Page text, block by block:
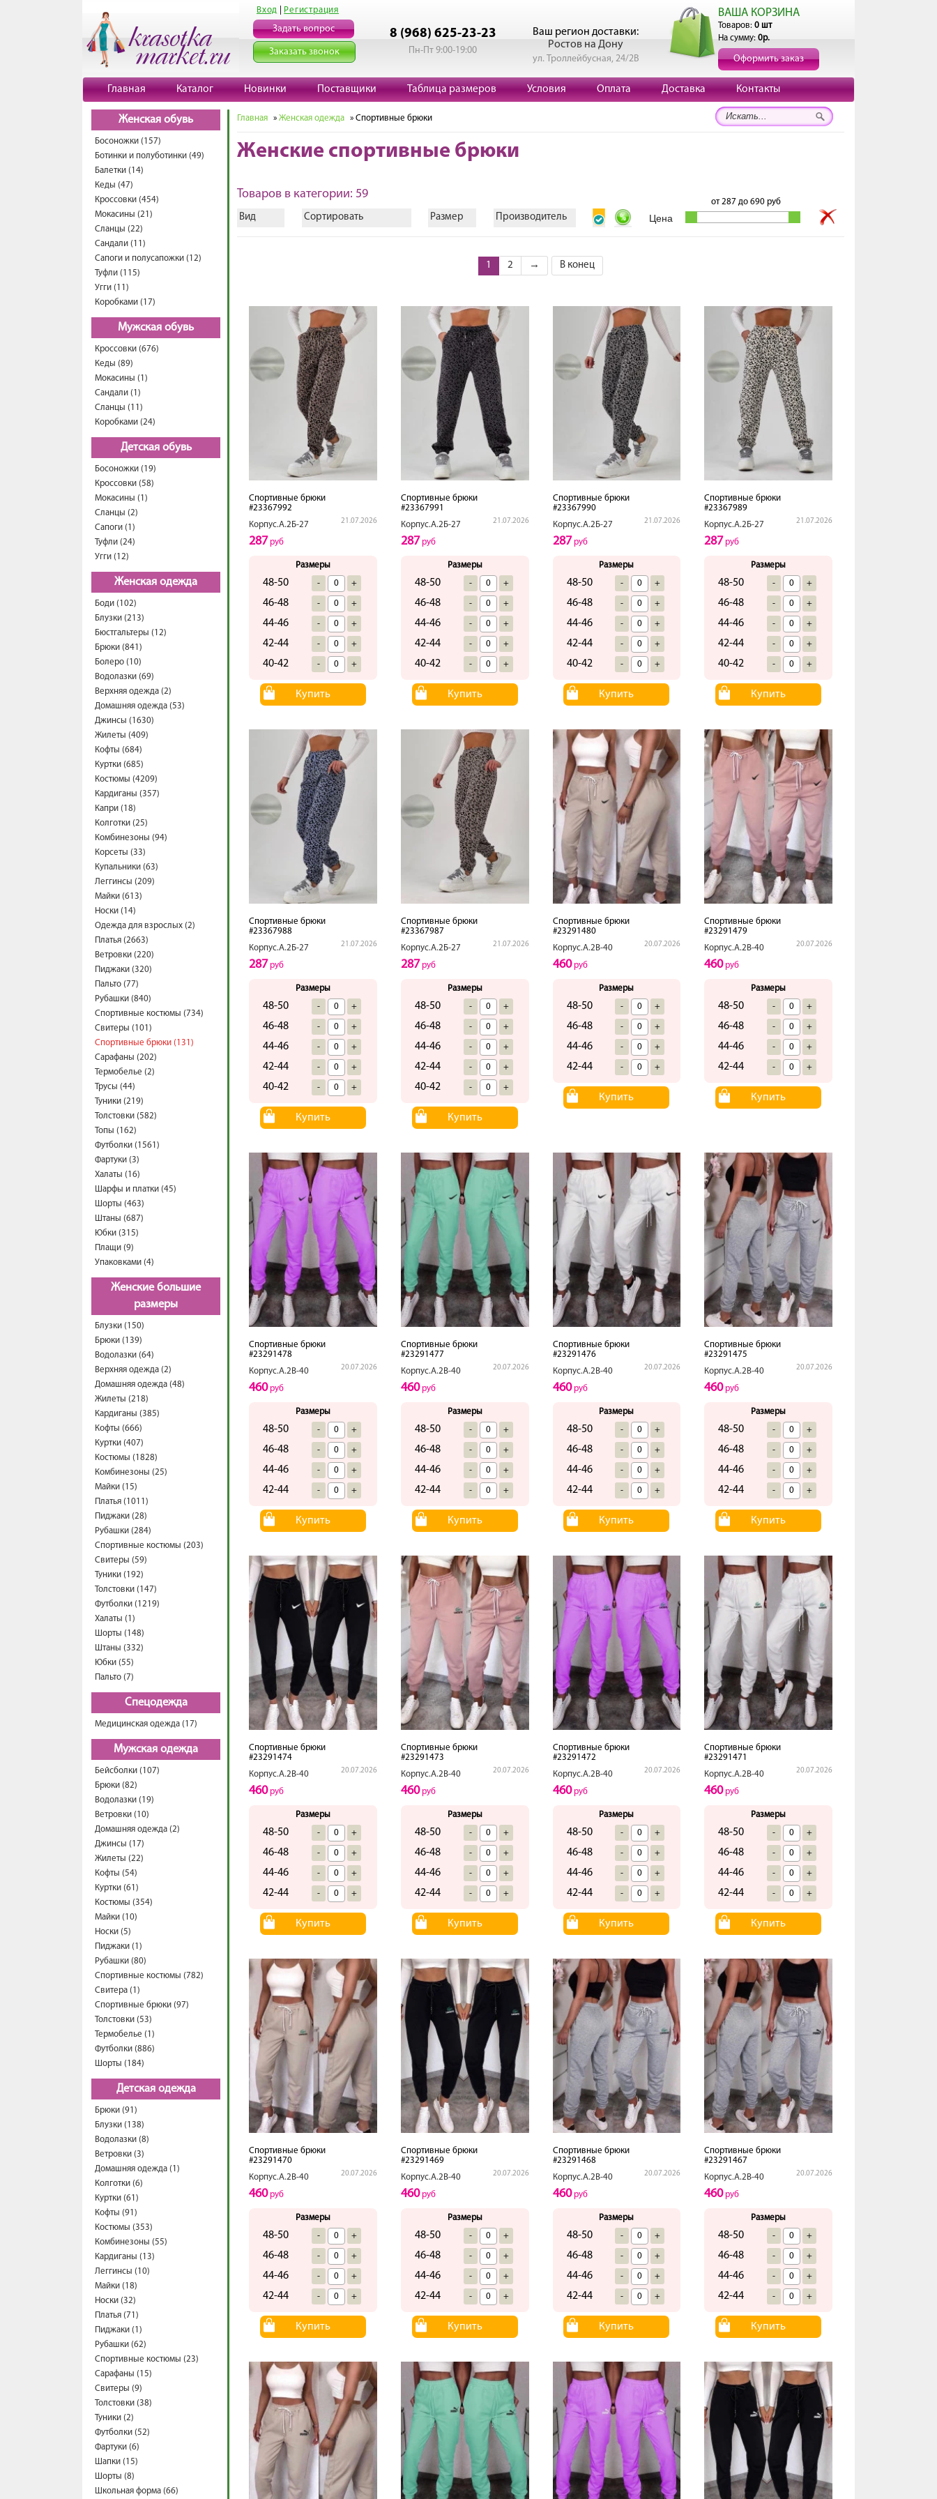
Вход Регистрация
Задать вопрос
Заказать звонок
8 (968) 625-23-23
Пн-Пт 9:00-19:00
Ваш регион доставки:
Ростов на Дону
ул. Троллейбусная, 24/2В
ВАША КОРЗИНА
Товаров: 0 шт
На сумму: 0р.
Оформить заказ
Главная Каталог Новинки Поставщики Таблица размеров Условия Оплата Доставка Контакты
Женская обувь
Босоножки (157)
Ботинки и полуботинки (49)
Балетки (14)
Кеды (47)
Кроссовки (454)
Мокасины (21)
Сланцы (22)
Сандали (11)
Сапоги и полусапожки (12)
Туфли (115)
Угги (11)
Коробками (17)
Мужская обувь
Кроссовки (676)
Кеды (89)
Мокасины (1)
Сандали (1)
Сланцы (11)
Коробками (24)
Детская обувь
Босоножки (19)
Кроссовки (58)
Мокасины (1)
Сланцы (2)
Сапоги (1)
Туфли (24)
Угги (12)
Женская одежда
Боди (102)
Блузки (213)
Бюстгальтеры (12)
Брюки (841)
Болеро (10)
Водолазки (69)
Верхняя одежда (2)
Домашняя одежда (53)
Джинсы (1630)
Жилеты (409)
Кофты (684)
Куртки (685)
Костюмы (4209)
Кардиганы (357)
Капри (18)
Колготки (25)
Комбинезоны (94)
Корсеты (33)
Купальники (63)
Леггинсы (209)
Майки (613)
Носки (14)
Одежда для взрослых (2)
Платья (2663)
Ветровки (220)
Пиджаки (320)
Пальто (77)
Рубашки (840)
Спортивные костюмы (734)
Свитеры (101)
Спортивные брюки (131)
Сарафаны (202)
Термобелье (2)
Трусы (44)
Туники (219)
Толстовки (582)
Топы (162)
Футболки (1561)
Фартуки (3)
Халаты (16)
Шарфы и платки (45)
Шорты (463)
Штаны (687)
Юбки (315)
Плащи (9)
Упаковками (4)
Женские большие
размеры
Блузки (150)
Брюки (139)
Водолазки (64)
Верхняя одежда (2)
Домашняя одежда (48)
Жилеты (218)
Кардиганы (385)
Кофты (666)
Куртки (407)
Костюмы (1828)
Комбинезоны (25)
Майки (15)
Платья (1011)
Пиджаки (28)
Рубашки (284)
Спортивные костюмы (203)
Свитеры (59)
Туники (192)
Толстовки (147)
Футболки (1219)
Халаты (1)
Шорты (148)
Штаны (332)
Юбки (55)
Пальто (7)
Спецодежда
Медицинская одежда (17)
Мужская одежда
Бейсболки (107)
Брюки (82)
Водолазки (19)
Ветровки (10)
Домашняя одежда (2)
Джинсы (17)
Жилеты (22)
Кофты (54)
Куртки (61)
Костюмы (354)
Майки (10)
Носки (5)
Пиджаки (1)
Рубашки (80)
Спортивные костюмы (782)
Свитера (1)
Спортивные брюки (97)
Толстовки (53)
Термобелье (1)
Футболки (886)
Шорты (184)
Детская одежда
Брюки (91)
Блузки (138)
Водолазки (8)
Ветровки (3)
Домашняя одежда (1)
Колготки (6)
Куртки (61)
Кофты (91)
Костюмы (353)
Комбинезоны (55)
Кардиганы (13)
Леггинсы (10)
Майки (18)
Носки (32)
Платья (71)
Пиджаки (1)
Рубашки (62)
Спортивные костюмы (23)
Сарафаны (15)
Свитеры (9)
Толстовки (38)
Туники (2)
Футболки (52)
Фартуки (6)
Шапки (15)
Шорты (8)
Школьная форма (66)
Главная » Женская одежда » Спортивные брюки
Женские спортивные брюки
Товаров в категории: 59
Вид Сортировать Размер Производитель
от287 до 690 руб
1 2 → В конец
Спортивные брюки
#23367992
Корпус.А.2Б-27
21.07.2026
287 руб
Размеры
48-50 - +
46-48 - +
44-46 - +
42-44 - +
40-42 - +
Купить
Спортивные брюки
#23367991
Корпус.А.2Б-27
21.07.2026
287 руб
Размеры
48-50 - +
46-48 - +
44-46 - +
42-44 - +
40-42 - +
Купить
Спортивные брюки
#23367990
Корпус.А.2Б-27
21.07.2026
287 руб
Размеры
48-50 - +
46-48 - +
44-46 - +
42-44 - +
40-42 - +
Купить
Спортивные брюки
#23367989
Корпус.А.2Б-27
21.07.2026
287 руб
Размеры
48-50 - +
46-48 - +
44-46 - +
42-44 - +
40-42 - +
Купить
Спортивные брюки
#23367988
Корпус.А.2Б-27
21.07.2026
287 руб
Размеры
48-50 - +
46-48 - +
44-46 - +
42-44 - +
40-42 - +
Купить
Спортивные брюки
#23367987
Корпус.А.2Б-27
21.07.2026
287 руб
Размеры
48-50 - +
46-48 - +
44-46 - +
42-44 - +
40-42 - +
Купить
Спортивные брюки
#23291480
Корпус.А.2В-40
20.07.2026
460руб
Размеры
48-50 - +
46-48 - +
44-46 - +
42-44 - +
Купить
Спортивные брюки
#23291479
Корпус.А.2В-40
20.07.2026
460руб
Размеры
48-50 - +
46-48 - +
44-46 - +
42-44 - +
Купить
Спортивные брюки
#23291478
Корпус.А.2В-40
20.07.2026
460руб
Размеры
48-50 - +
46-48 - +
44-46 - +
42-44 - +
Купить
Спортивные брюки
#23291477
Корпус.А.2В-40
20.07.2026
460руб
Размеры
48-50 - +
46-48 - +
44-46 - +
42-44 - +
Купить
Спортивные брюки
#23291476
Корпус.А.2В-40
20.07.2026
460руб
Размеры
48-50 - +
46-48 - +
44-46 - +
42-44 - +
Купить
Спортивные брюки
#23291475
Корпус.А.2В-40
20.07.2026
460руб
Размеры
48-50 - +
46-48 - +
44-46 - +
42-44 - +
Купить
Спортивные брюки
#23291474
Корпус.А.2В-40
20.07.2026
460руб
Размеры
48-50 - +
46-48 - +
44-46 - +
42-44 - +
Купить
Спортивные брюки
#23291473
Корпус.А.2В-40
20.07.2026
460руб
Размеры
48-50 - +
46-48 - +
44-46 - +
42-44 - +
Купить
Спортивные брюки
#23291472
Корпус.А.2В-40
20.07.2026
460руб
Размеры
48-50 - +
46-48 - +
44-46 - +
42-44 - +
Купить
Спортивные брюки
#23291471
Корпус.А.2В-40
20.07.2026
460руб
Размеры
48-50 - +
46-48 - +
44-46 - +
42-44 - +
Купить
Спортивные брюки
#23291470
Корпус.А.2В-40
20.07.2026
460руб
Размеры
48-50 - +
46-48 - +
44-46 - +
42-44 - +
Купить
Спортивные брюки
#23291469
Корпус.А.2В-40
20.07.2026
460руб
Размеры
48-50 - +
46-48 - +
44-46 - +
42-44 - +
Купить
Спортивные брюки
#23291468
Корпус.А.2В-40
20.07.2026
460руб
Размеры
48-50 - +
46-48 - +
44-46 - +
42-44 - +
Купить
Спортивные брюки
#23291467
Корпус.А.2В-40
20.07.2026
460руб
Размеры
48-50 - +
46-48 - +
44-46 - +
42-44 - +
Купить